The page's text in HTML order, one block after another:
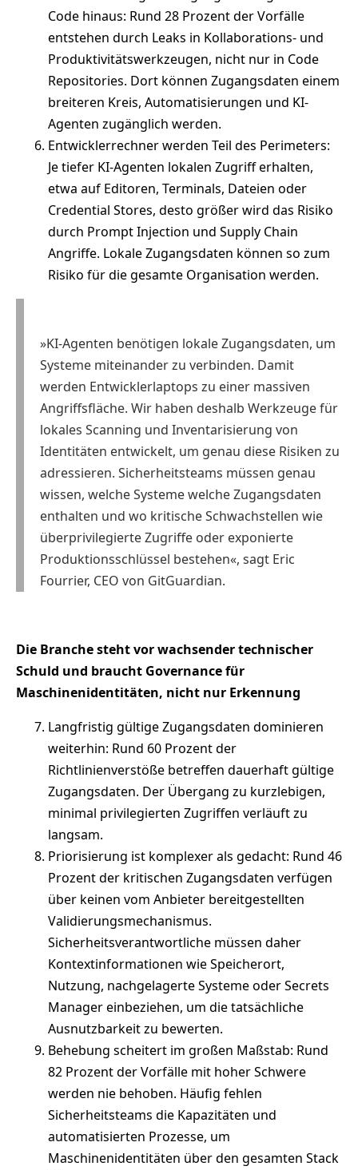
Code hinaus: Rund 28 Prozent der Vorfälle
entstehen durch Leaks in Kollaborations- und
Produktivitätswerkzeugen, nicht nur in Code
Repositories. Dort können Zugangsdaten einem
breiteren Kreis, Automatisierungen und KI-
Agenten zugänglich werden.
Entwicklerrechner werden Teil des Perimeters:
Je tiefer KI-Agenten lokalen Zugriff erhalten,
etwa auf Editoren, Terminals, Dateien oder
Credential Stores, desto größer wird das Risiko
durch Prompt Injection und Supply Chain
Angriffe. Lokale Zugangsdaten können so zum
Risiko für die gesamte Organisation werden.
»KI-Agenten benötigen lokale Zugangsdaten, um
Systeme miteinander zu verbinden. Damit
werden Entwicklerlaptops zu einer massiven
Angriffsfläche. Wir haben deshalb Werkzeuge für
lokales Scanning und Inventarisierung von
Identitäten entwickelt, um genau diese Risiken zu
adressieren. Sicherheitsteams müssen genau
wissen, welche Systeme welche Zugangsdaten
enthalten und wo kritische Schwachstellen wie
überprivilegierte Zugriffe oder exponierte
Produktionsschlüssel bestehen«, sagt Eric
Fourrier, CEO von GitGuardian.
Die Branche steht vor wachsender technischer
Schuld und braucht Governance für
Maschinenidentitäten, nicht nur Erkennung
Langfristig gültige Zugangsdaten dominieren
weiterhin: Rund 60 Prozent der
Richtlinienverstöße betreffen dauerhaft gültige
Zugangsdaten. Der Übergang zu kurzlebigen,
minimal privilegierten Zugriffen verläuft zu
langsam.
Priorisierung ist komplexer als gedacht: Rund 46
Prozent der kritischen Zugangsdaten verfügen
über keinen vom Anbieter bereitgestellten
Validierungsmechanismus.
Sicherheitsverantwortliche müssen daher
Kontextinformationen wie Speicherort,
Nutzung, nachgelagerte Systeme oder Secrets
Manager einbeziehen, um die tatsächliche
Ausnutzbarkeit zu bewerten.
Behebung scheitert im großen Maßstab: Rund
82 Prozent der Vorfälle mit hoher Schwere
werden nie behoben. Häufig fehlen
Sicherheitsteams die Kapazitäten und
automatisierten Prozesse, um
Maschinenidentitäten über den gesamten Stack